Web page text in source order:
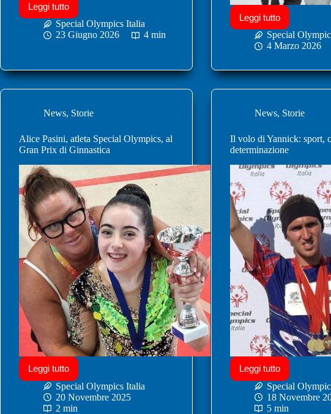
Leggi tutto
Special Olympics Italia
23 Giugno 2026
4 min
Leggi tutto
Special
4 Marzo 2026
News, Storie
Alice Pasini, atleta Special Olympics, al
Gran Prix di Ginnastica
Leggi tutto
Special Olympics Italia
20 Novembre 2025
2 min
News, Storie
Il volo di Yannick: sport,
determinazione
Leggi tutto
Special
18 Novembre
5 min